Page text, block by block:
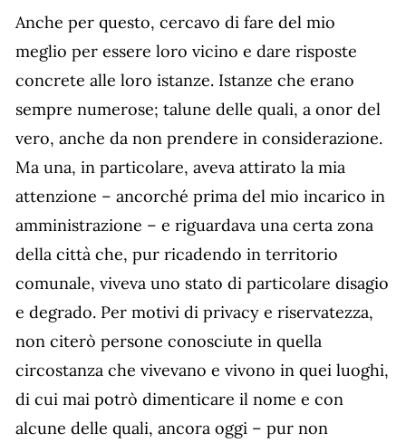
Anche per questo, cercavo di fare del mio
meglio per essere loro vicino e dare risposte
concrete alle loro istanze. Istanze che erano
sempre numerose; talune delle quali, a onor del
vero, anche da non prendere in considerazione.
Ma una, in particolare, aveva attirato la mia
attenzione – ancorché prima del mio incarico in
amministrazione – e riguardava una certa zona
della città che, pur ricadendo in territorio
comunale, viveva uno stato di particolare disagio
e degrado. Per motivi di privacy e riservatezza,
non citerò persone conosciute in quella
circostanza che vivevano e vivono in quei luoghi,
di cui mai potrò dimenticare il nome e con
alcune delle quali, ancora oggi – pur non